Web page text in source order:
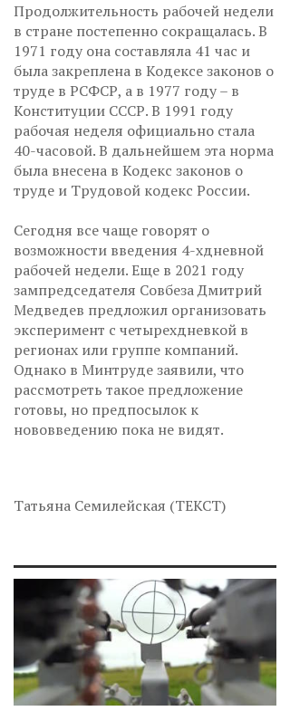
Продолжительность рабочей недели
в стране постепенно сокращалась. В
1971 году она составляла 41 час и
была закреплена в Кодексе законов о
труде в РСФСР, а в 1977 году – в
Конституции СССР. В 1991 году
рабочая неделя официально стала
40-часовой. В дальнейшем эта норма
была внесена в Кодекс законов о
труде и Трудовой кодекс России.
Сегодня все чаще говорят о
возможности введения 4-хдневной
рабочей недели. Еще в 2021 году
зампредседателя Совбеза Дмитрий
Медведев предложил организовать
эксперимент с четырехдневкой в
регионах или группе компаний.
Однако в Минтруде заявили, что
рассмотреть такое предложение
готовы, но предпосылок к
нововведению пока не видят.
Татьяна Семилейская (ТЕКСТ)